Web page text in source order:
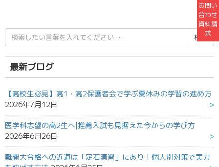
お問い
合わせ
資料請
求
検
索
結
果:
最新ブログ
【高校生必見】高1・高2保護者会で学ぶ夏休みの学習の進め方
2026年7月12日
医学科志望の高2生へ|推薦入試も見据えた今からの学び方
2026年6月26日
難関大合格への近道は「定石演習」にあり！個人別対策で実力